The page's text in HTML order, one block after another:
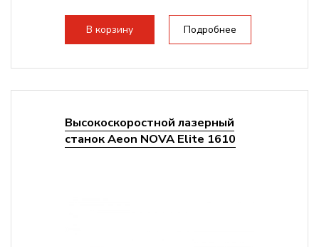
140мм,...
В корзину Подробнее
Высокоскоростной лазерный
станок Aeon NOVA Elite 1610